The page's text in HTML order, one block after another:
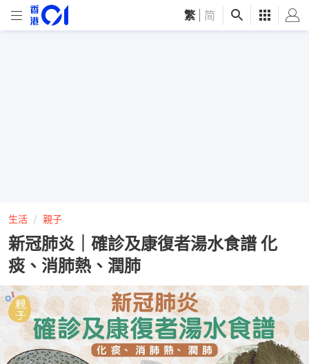
繁 简
生活 親子
新冠肺炎｜確診及康復者湯水食譜 化
痰、消肺熱、潤肺